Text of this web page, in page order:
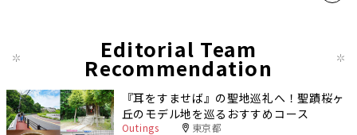
Editorial Team
Recommendation
『耳をすませば』の聖地巡礼へ！聖蹟桜ヶ
丘のモデル地を巡るおすすめコース
Outings 東京都